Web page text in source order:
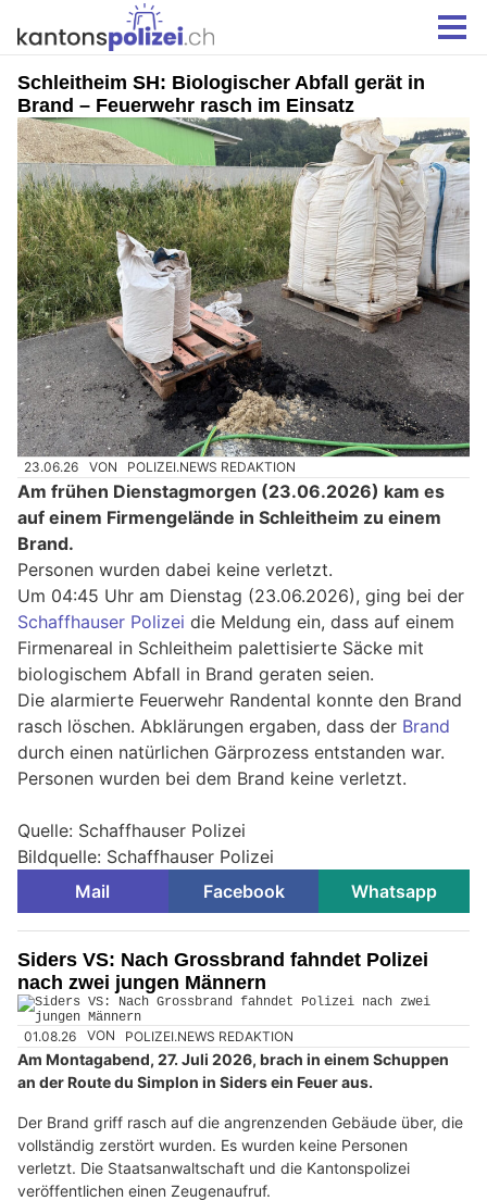
Schleitheim SH: Biologischer Abfall gerät in
Brand – Feuerwehr rasch im Einsatz
23.06.26 VON POLIZEI.NEWS REDAKTION
Am frühen Dienstagmorgen (23.06.2026) kam es
auf einem Firmengelände in Schleitheim zu einem
Brand.
Personen wurden dabei keine verletzt.
Um 04:45 Uhr am Dienstag (23.06.2026), ging bei der
Schaffhauser Polizei die Meldung ein, dass auf einem
Firmenareal in Schleitheim palettisierte Säcke mit
biologischem Abfall in Brand geraten seien.
Die alarmierte Feuerwehr Randental konnte den Brand
rasch löschen. Abklärungen ergaben, dass der Brand
durch einen natürlichen Gärprozess entstanden war.
Personen wurden bei dem Brand keine verletzt.
Quelle: Schaffhauser Polizei
Bildquelle: Schaffhauser Polizei
Mail
Facebook Whatsapp
Siders VS: Nach Grossbrand fahndet Polizei
nach zwei jungen Männern
01.08.26 VON POLIZEI.NEWS REDAKTION
Am Montagabend, 27. Juli 2026, brach in einem Schuppen
an der Route du Simplon in Siders ein Feuer aus.
Der Brand griff rasch auf die angrenzenden Gebäude über, die
vollständig zerstört wurden. Es wurden keine Personen
verletzt. Die Staatsanwaltschaft und die Kantonspolizei
veröffentlichen einen Zeugenaufruf.